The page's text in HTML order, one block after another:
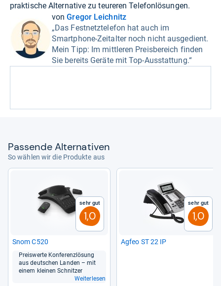
praktische Alternative zu teureren Telefonlösungen.
vonGregor Leichnitz
„Das Festnetztelefon hat auch im
Smartphone-Zeitalter noch nicht ausgedient.
Mein Tipp: Im mittleren Preisbereich finden
Sie bereits Geräte mit Top-Ausstattung.“
Pas­sende Alter­na­ti­ven
So wählen wir die Produkte aus
Sehr gut
1,0
Snom C520
Preis­werte Kon­fe­renz­lö­sung
aus deut­schen Lan­den – mit
einem klei­nen Schnit­zer
Weiterlesen
Sehr gut
1,0
Agfeo ST 22 IP